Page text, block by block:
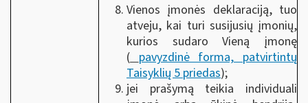
Vienos įmonės deklaraciją, tuo
atveju, kai turi susijusių įmonių,
kurios sudaro Vieną įmonę
( pavyzdinė forma, patvirtintų
Taisyklių 5 priedas);
jei prašymą teikia individuali